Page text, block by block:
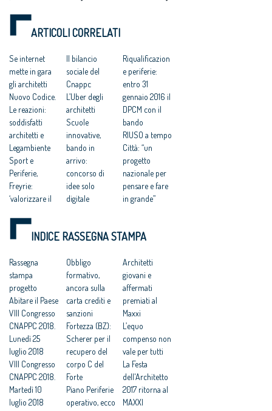
ARTICOLI CORRELATI
Se internet
mette in gara
gli architetti
Nuovo Codice.
Le reazioni:
soddisfatti
architetti e
Legambiente
Sport e
Periferie,
Freyrie:
‘valorizzare il
giovani
architetti’
Coni:
“valorizzare il
merito dei
giovani
progettisti”
Efficienza
energetica,
accordo Cna-
Enel per la
formazione
gratis agli
architetti
Il bilancio
sociale del
Cnappc
L’Uber degli
architetti
Scuole
innovative,
bando in
arrivo:
concorso di
idee solo
digitale
Lombardia sul
unico
Stefano Boeri:
‘in Italia troppi
architetti
rispetto alla
domanda’
Riqualificazion
e periferie:
entro 31
gennaio 2016 il
DPCM con il
bando
RIUSO a tempo
Città: “un
progetto
nazionale per
pensare e fare
in grande”
promuovono il
degli appalti
«Attuare in
fretta gli
incentivi ai
recuperi
edilizi»
INDICE RASSEGNA STAMPA
Rassegna
stampa
progetto
Abitare il Paese
VIII Congresso
CNAPPC 2018.
Lunedì 25
luglio 2018
VIII Congresso
CNAPPC 2018.
Martedì 10
luglio 2018
Obbligo
formativo,
ancora sulla
carta crediti e
sanzioni
Fortezza (BZ):
Scherer per il
recupero del
corpo C del
Forte
Piano Periferie
operativo, ecco
Architetti
giovani e
affermati
premiati al
Maxxi
L’equo
compenso non
vale per tutti
La Festa
dell'Architetto
2017 ritorna al
MAXXI